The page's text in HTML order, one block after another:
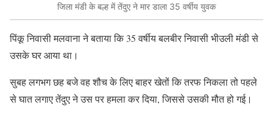
जिला मंडी के बल्ह में तेंदुए ने मार डाला 35 वर्षीय युवक
पिंकू निवासी मलवाना ने बताया कि 35 वर्षीय बलबीर निवासी भीउली मंडी से
उसके घर आया था।
सुबह लगभग छह बजे वह शौच के लिए बाहर खेतों कि तरफ निकला तो पहले
से घात लगाए तेंदुए ने उस पर हमला कर दिया, जिससे उसकी मौत हो गई।